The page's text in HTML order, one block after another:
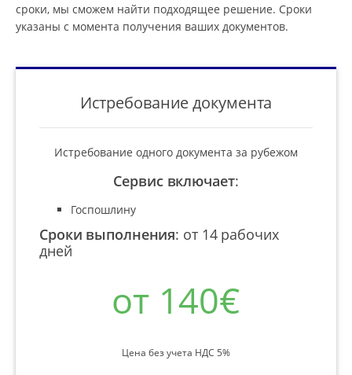
сроки, мы сможем найти подходящее решение. Сроки
указаны с момента получения ваших документов.
Истребование документа
Истребование одного документа за рубежом
Сервис включает:
Госпошлину
Сроки выполнения: от 14 рабочих
дней
от 140€
Цена без учета НДС 5%